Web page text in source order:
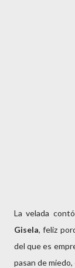
La velada
Gisela, feliz
del que es
pasan de